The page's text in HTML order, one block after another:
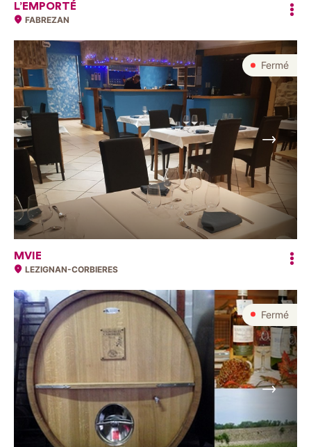
L’EMPORTÉ
FABREZAN
Fermé
Suivant
MVIE
LEZIGNAN-CORBIERES
Fermé
Suivant